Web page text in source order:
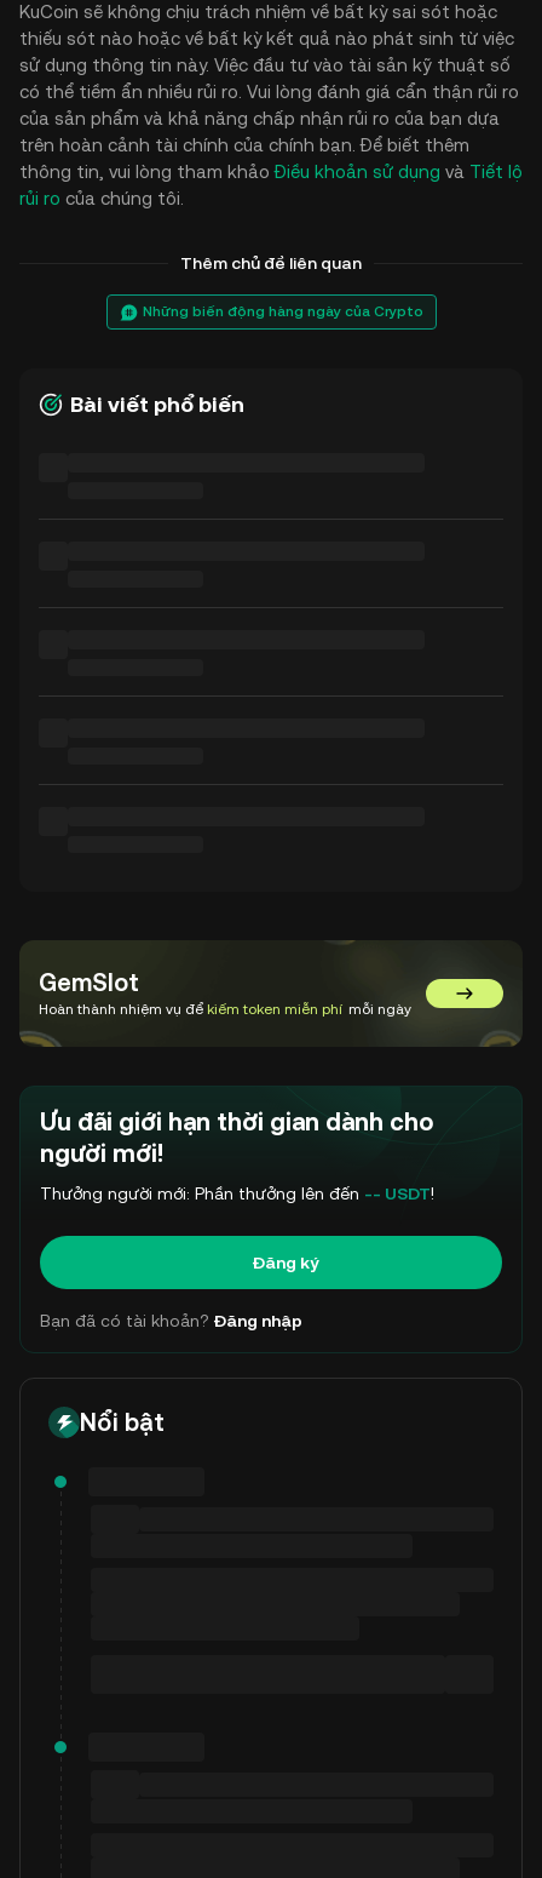
KuCoin sẽ không chịu trách nhiệm về bất kỳ sai sót hoặc
thiếu sót nào hoặc về bất kỳ kết quả nào phát sinh từ việc
sử dụng thông tin này. Việc đầu tư vào tài sản kỹ thuật số
có thể tiềm ẩn nhiều rủi ro. Vui lòng đánh giá cẩn thận rủi ro
của sản phẩm và khả năng chấp nhận rủi ro của bạn dựa
trên hoàn cảnh tài chính của chính bạn. Để biết thêm
thông tin, vui lòng tham khảoĐiều khoản sử dụng và Tiết lộ
rủi ro của chúng tôi.
Thêm chủ đề liên quan
Những biến động hàng ngày của Crypto
Bài viết phổ biến
GemSlot
Hoàn thành nhiệm vụ để kiếm token miễn phí mỗi ngày Chuyển
Ưu đãi giới hạn thời gian dành cho
người mới!
Thưởng người mới: Phần thưởng lên đến -- USDT!
Đăng ký
Bạn đã có tài khoản? Đăng nhập
Nổi bật